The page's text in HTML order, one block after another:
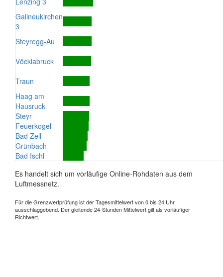
Gallneukirchen
3
Steyregg-Au
Vöcklabruck
Traun
Haag am
Hausruck
Steyr
Feuerkogel
Bad Zell
Grünbach
Bad Ischl
Es handelt sich um vorläufige Online-Rohdaten aus dem
Luftmessnetz.
Für die Grenzwertprüfung ist der Tagesmittelwert von 0 bis 24 Uhr
ausschlaggebend. Der gleitende 24-Stunden Mittelwert gilt als vorläufiger
Richtwert.